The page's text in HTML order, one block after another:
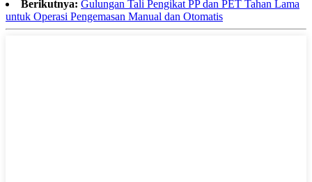
Berikutnya: Gulungan Tali Pengikat PP dan PET Tahan Lama
untuk Operasi Pengemasan Manual dan Otomatis